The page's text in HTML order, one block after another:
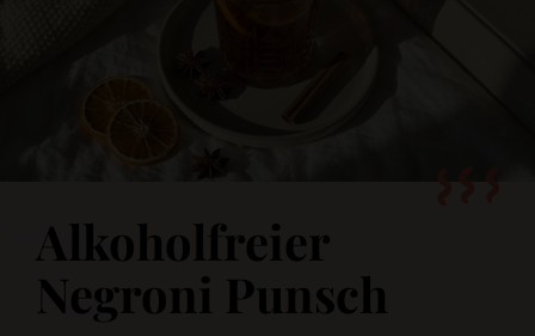
Alkoholfreier
Negroni Punsch